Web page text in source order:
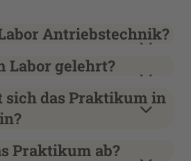
Antriebstechnik?
Labor gelehrt?
sich das Praktikum in
Praktikum ab?